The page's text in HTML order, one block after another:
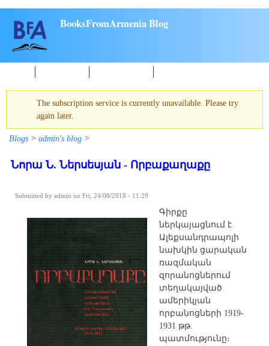
BooksFromArmenia Blog
Warning message
The subscription service is currently unavailable. Please try
again later.
Blogs > admin's blog >
Նորա Ն. Ներսեսյան - Որբաքաղաքը
Submitted by admin on Fri, 24/08/2018 - 11:29
Գիրքը
ներկայացնում է
Ալեքսանդրապոլի
նախկին ցարական
ռազմական
զորանոցներում
տեղակայված
ամերիկյան
որբանոցների 1919-
1931 թթ.
պատմությունը։